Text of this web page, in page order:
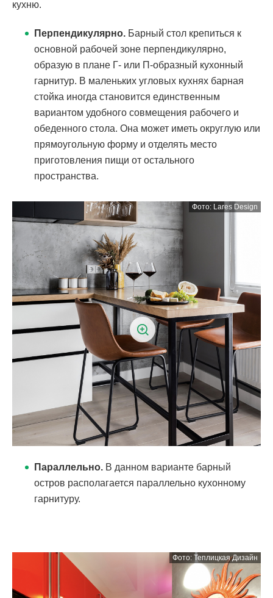
кухню.
Перпендикулярно. Барный стол крепиться к
основной рабочей зоне перпендикулярно,
образую в плане Г- или П-образный кухонный
гарнитур. В маленьких угловых кухнях барная
стойка иногда становится единственным
вариантом удобного совмещения рабочего и
обеденного стола. Она может иметь округлую или
прямоугольную форму и отделять место
приготовления пищи от остального
пространства.
Параллельно. В данном варианте барный
остров располагается параллельно кухонному
гарнитуру.